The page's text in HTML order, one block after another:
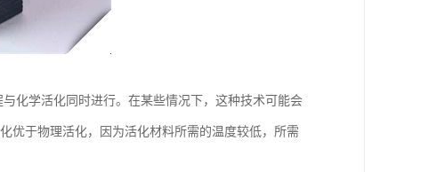
化学活化同时进行。在某些情况下，这种技术可能会
优于物理活化，因为活化材料所需的温度较低，所需